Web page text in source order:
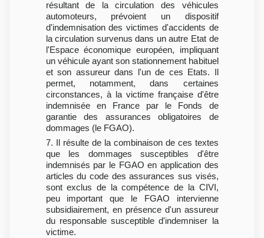
résultant de la circulation des véhicules
automoteurs, prévoient un dispositif
d'indemnisation des victimes d'accidents de
la circulation survenus dans un autre Etat de
l'Espace économique européen, impliquant
un véhicule ayant son stationnement habituel
et son assureur dans l'un de ces Etats. Il
permet, notamment, dans certaines
circonstances, à la victime française d'être
indemnisée en France par le Fonds de
garantie des assurances obligatoires de
dommages (le FGAO).
7. Il résulte de la combinaison de ces textes
que les dommages susceptibles d'être
indemnisés par le FGAO en application des
articles du code des assurances sus visés,
sont exclus de la compétence de la CIVI,
peu important que le FGAO intervienne
subsidiairement, en présence d'un assureur
du responsable susceptible d'indemniser la
victime.